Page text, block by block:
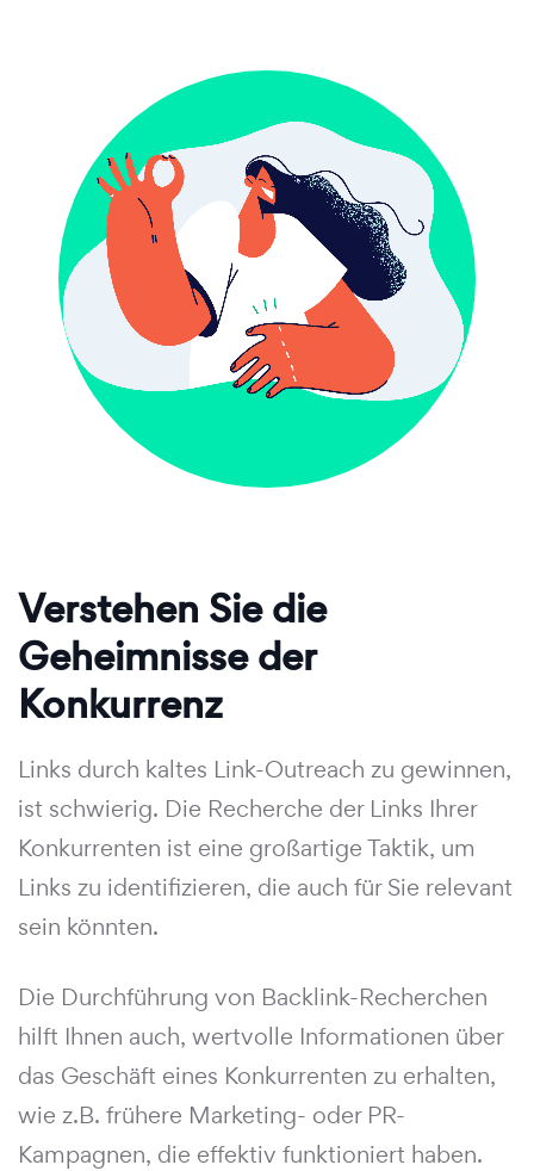
Verstehen Sie die
Geheimnisse der
Konkurrenz
Links durch kaltes Link-Outreach zu gewinnen,
ist schwierig. Die Recherche der Links Ihrer
Konkurrenten ist eine großartige Taktik, um
Links zu identifizieren, die auch für Sie relevant
sein könnten.
Die Durchführung von Backlink-Recherchen
hilft Ihnen auch, wertvolle Informationen über
das Geschäft eines Konkurrenten zu erhalten,
wie z.B. frühere Marketing- oder PR-
Kampagnen, die effektiv funktioniert haben.